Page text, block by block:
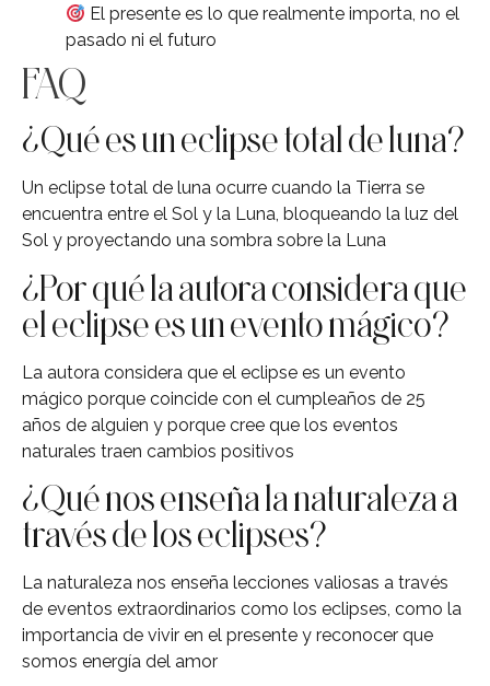
El presente es lo que realmente importa, no el
pasado ni el futuro
FAQ
¿Qué es un eclipse total de luna?
Un eclipse total de luna ocurre cuando la Tierra se
encuentra entre el Sol y la Luna, bloqueando la luz del
Sol y proyectando una sombra sobre la Luna
¿Por qué la autora considera que
el eclipse es un evento mágico?
La autora considera que el eclipse es un evento
mágico porque coincide con el cumpleaños de 25
años de alguien y porque cree que los eventos
naturales traen cambios positivos
¿Qué nos enseña la naturaleza a
través de los eclipses?
La naturaleza nos enseña lecciones valiosas a través
de eventos extraordinarios como los eclipses, como la
importancia de vivir en el presente y reconocer que
somos energía del amor